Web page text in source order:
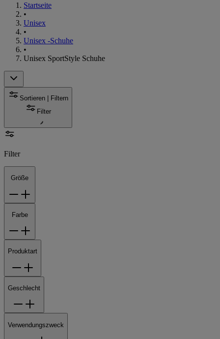
Startseite
•
Unisex
•
Unisex -Schuhe
•
Unisex SportStyle Schuhe
Sortieren | Filtern
Filter
Filter
Größe
Farbe
Produktart
Geschlecht
Verwendungszweck